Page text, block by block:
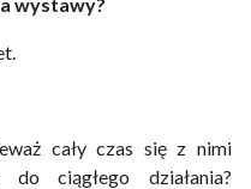
cały czas się z nimi
ciągłego działania?